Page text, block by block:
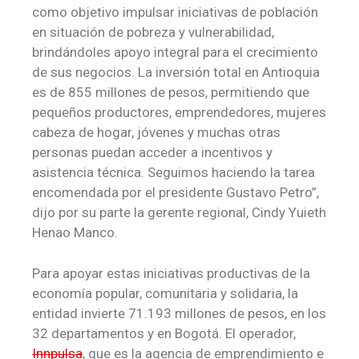
como objetivo impulsar iniciativas de población
en situación de pobreza y vulnerabilidad,
brindándoles apoyo integral para el crecimiento
de sus negocios. La inversión total en Antioquia
es de 855 millones de pesos, permitiendo que
pequeños productores, emprendedores, mujeres
cabeza de hogar, jóvenes y muchas otras
personas puedan acceder a incentivos y
asistencia técnica. Seguimos haciendo la tarea
encomendada por el presidente Gustavo Petro”,
dijo por su parte la gerente regional, Cindy Yuieth
Henao Manco.
Para apoyar estas iniciativas productivas de la
economía popular, comunitaria y solidaria, la
entidad invierte 71.193 millones de pesos, en los
32 departamentos y en Bogotá. El operador,
Innpulsa, que es la agencia de emprendimiento e